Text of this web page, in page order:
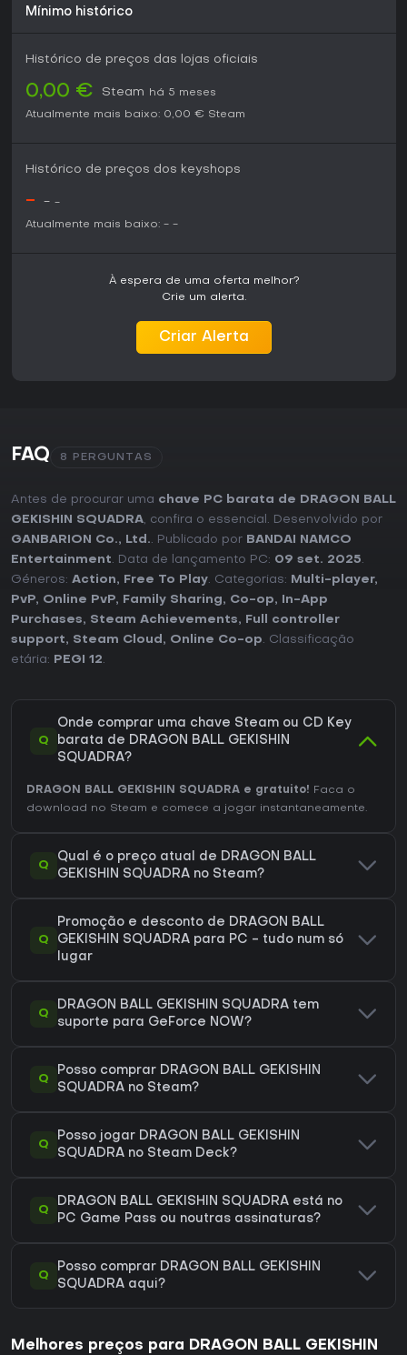
Mínimo histórico
Histórico de preços das lojas oficiais
0,00 € Steam
há 5 meses
Atualmente mais baixo: 0,00 € Steam
Histórico de preços dos keyshops
- - -
Atualmente mais baixo: - -
À espera de uma oferta melhor?
Crie um alerta.
Criar Alerta
FAQ 8 PERGUNTAS
Antes de procurar uma chave PC barata de DRAGON BALL
GEKISHIN SQUADRA, confira o essencial. Desenvolvido por
GANBARION Co., Ltd.. Publicado por BANDAI NAMCO
Entertainment. Data de lançamento PC: 09 set. 2025.
Géneros: Action, Free To Play. Categorias: Multi-player,
PvP, Online PvP, Family Sharing, Co-op,
In-App
Purchases, Steam Achievements,
Full controller
support, Steam Cloud , Online Co-op. Classificação
etária:
PEGI 12.
Q
Onde comprar uma chave Steam ou CD Key
barata de DRAGON BALL GEKISHIN
SQUADRA?
DRAGON BALL GEKISHIN SQUADRA e gratuito! Faca o
download no Steam e comece a jogar instantaneamente.
Q
Qual é o preço atual de DRAGON BALL
GEKISHIN SQUADRA no Steam?
Q
Promoção e desconto de DRAGON BALL
GEKISHIN SQUADRA para PC - tudo num só
lugar
Q
DRAGON BALL GEKISHIN SQUADRA tem
suporte para GeForce NOW?
Q
Posso comprar DRAGON BALL GEKISHIN
SQUADRA no Steam?
Q
Posso jogar DRAGON BALL GEKISHIN
SQUADRA no Steam Deck?
Q
DRAGON BALL GEKISHIN SQUADRA está no
PC Game Pass ou noutras assinaturas?
Q
Posso comprar DRAGON BALL GEKISHIN
SQUADRA aqui?
Melhores preços para DRAGON BALL GEKISHIN